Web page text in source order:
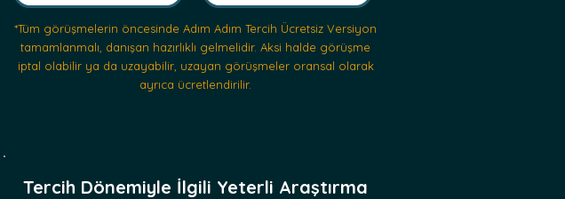
*Tüm görüşmelerin öncesinde Adım Adım Tercih Ücretsiz Versiyon
tamamlanmalı, danışan hazırlıklı gelmelidir. Aksi halde görüşme
iptal olabilir ya da uzayabilir, uzayan görüşmeler oransal olarak
ayrıca ücretlendirilir.
Tercih Dönemiyle İlgili Yeterli Araştırma